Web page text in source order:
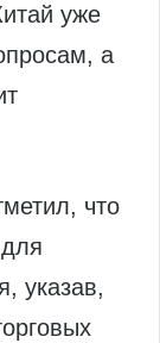
уже
а
что
указав,